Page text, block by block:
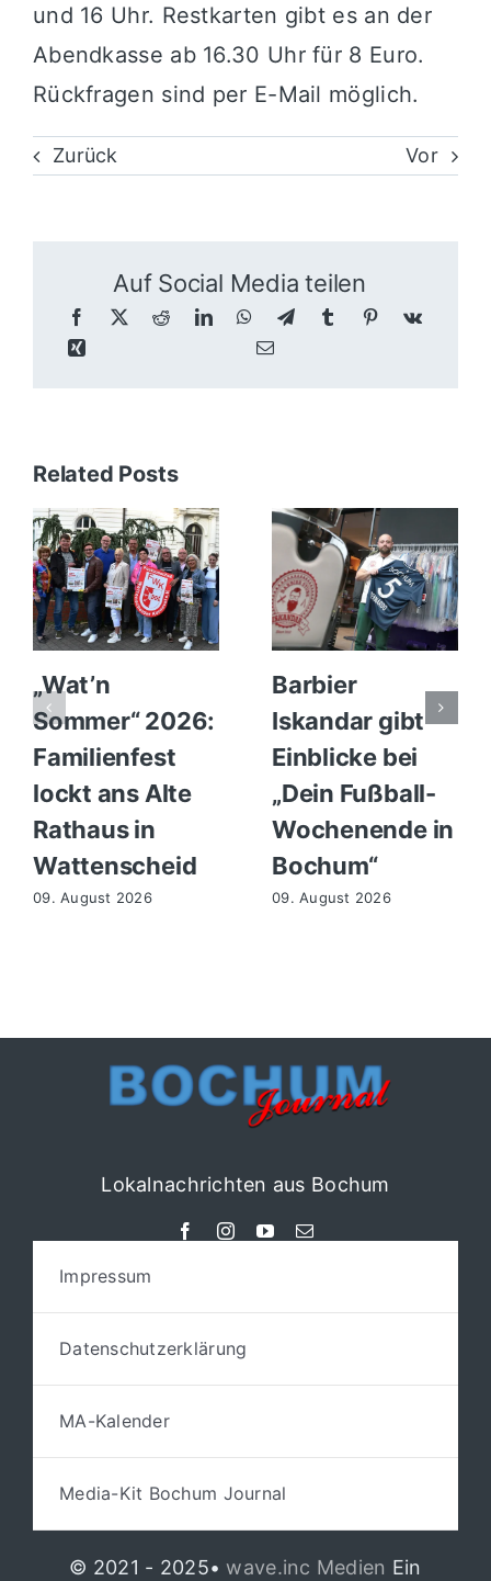
und 16 Uhr. Restkarten gibt es an der
Abendkasse ab 16.30 Uhr für 8 Euro.
Rückfragen sind per E-Mail möglich.
Zurück Vor
Auf Social Media teilen
Related Posts
„Wat’n
Sommer“ 2026:
Familienfest
lockt ans Alte
Rathaus in
Wattenscheid
09. August 2026
Barbier
Iskandar gibt
Einblicke bei
„Dein Fußball-
Wochenende in
Bochum“
09. August 2026
Lokalnachrichten aus Bochum
Impressum
Datenschutzerklärung
MA-Kalender
Media-Kit Bochum Journal
© 2021 - 2025•wave.inc Medien Ein